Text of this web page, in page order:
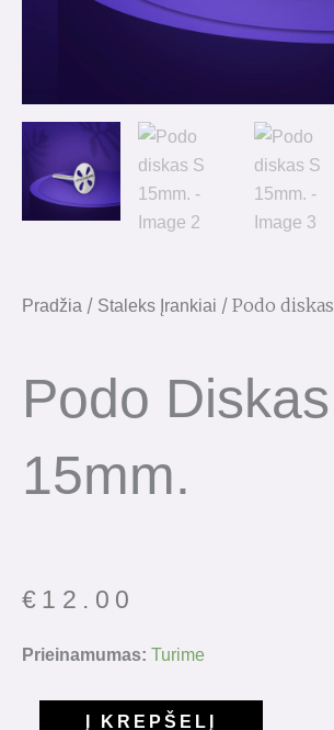
Pradžia / Staleks Įrankiai / Podo
Podo
15mm.
€ 12.00
Prieinamumas: Turime
produkto
Į KREPŠELĮ